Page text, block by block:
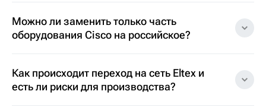
Можно ли заменить только часть
оборудования Cisco на российское?
Как происходит переход на сеть Eltex и
есть ли риски для производства?